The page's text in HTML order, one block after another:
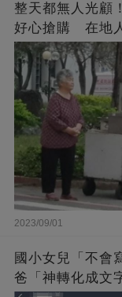
整天都無人光顧
好心搶購 在地
來了
2023/09/01
國小女兒「不
爸「神轉化成文